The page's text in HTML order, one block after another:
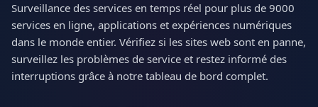
Surveillance des services en temps réel pour plus de 9000
services en ligne, applications et expériences numériques
dans le monde entier. Vérifiez si les sites web sont en panne,
surveillez les problèmes de service et restez informé des
interruptions grâce à notre tableau de bord complet.